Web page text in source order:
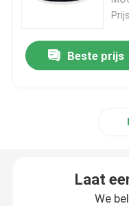
Op maat gemaakte
Beste prijs
Laat
We